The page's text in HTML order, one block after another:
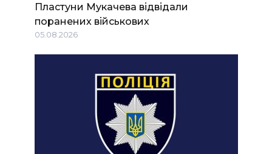
Пластуни Мукачева відвідали
поранених військових
05.08.2026